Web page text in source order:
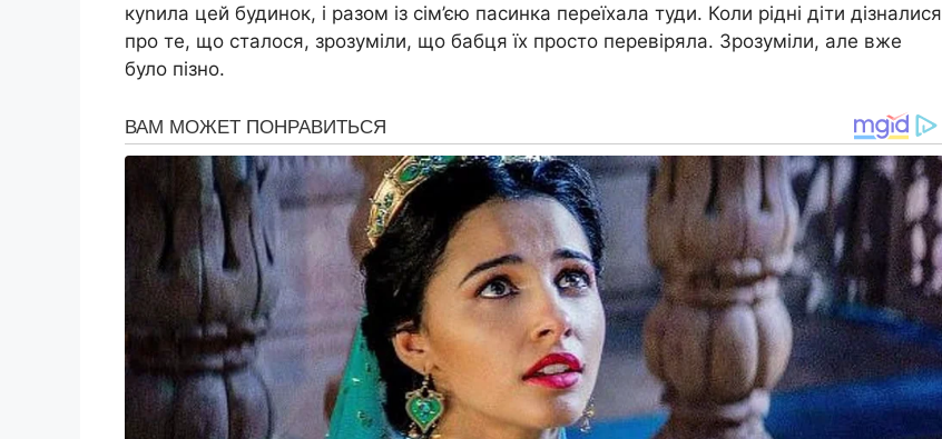
куnила цей будинок, і разом із сім’єю пасинка переїхала туди. Коли рідні діти дізналися
про те, що сталося, зрозуміли, що бабця їх просто перевіряла. Зрозуміли, але вже
було пізно.